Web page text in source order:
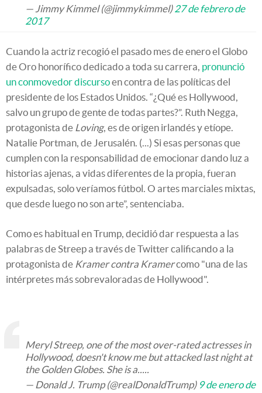
— Jimmy Kimmel (@jimmykimmel)27 de febrero de
2017
Cuando la actriz recogió el pasado mes de enero el Globo
de Oro honorífico dedicado a toda su carrera, pronunció
un conmovedor discursoen contra de las políticas del
presidente de los Estados Unidos. “¿Qué es Hollywood,
salvo un grupo de gente de todas partes?”. Ruth Negga,
protagonista de Loving, es de origen irlandés y etíope.
Natalie Portman, de Jerusalén. (...) Si esas personas que
cumplen con la responsabilidad de emocionar dando luz a
historias ajenas, a vidas diferentes de la propia, fueran
expulsadas, solo veríamos fútbol. O artes marciales mixtas,
que desde luego no son arte”, sentenciaba.
Como es habitual en Trump, decidió dar respuesta a las
palabras de Streep a través de Twitter calificando a la
protagonista de Kramer contra Kramercomo "una de las
intérpretes más sobrevaloradas de Hollywood".
Meryl Streep, one of the most over-rated actresses in
Hollywood, doesn't know me but attacked last night at
the Golden Globes. She is a.....
— Donald J. Trump (@realDonaldTrump) 9 de enero de